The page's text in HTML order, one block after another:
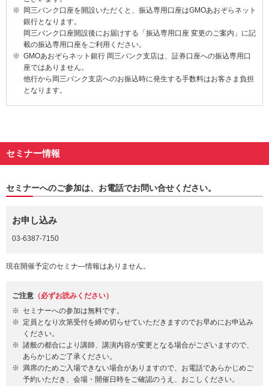
岡三バンク口座を開設いただくと、振込専用口座はGMOあおぞらネット
銀行となります。
岡三バンク口座開設後にお届けする「振込専用口座 変更のご案内」に記
載の振込専用口座をご利用ください。
GMOあおぞらネット銀行 岡三バンク支店は、証券口座への振込専用口
座ではありません。
他行から岡三バンク支店へのお振込時に発生する手数料はお客さま負担
となります。
セミナー情報
セミナーへのご参加は、お電話でお問い合せください。
お申し込み
03-6387-7150
現在開催予定のセミナ―情報はありません。
ご注意 （必ずお読みください）
セミナーへの参加は無料です。
定員となり次第受付を締め切らせていただきますのでお早めにお申込み
ください。
諸般の都合により講師、講演内容が変更となる場合がございますので、
あらかじめご了承ください。
満席のためご入場できない場合がありますので、お電話であらかじめご
予約いただき、会場・開催日時をご確認のうえ、おこしください。